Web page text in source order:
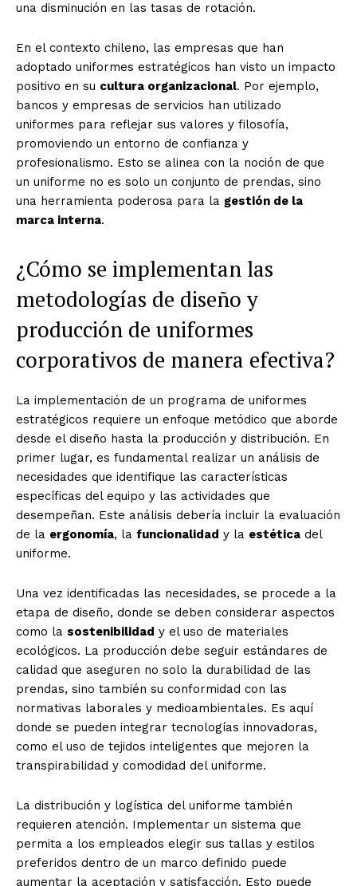
una disminución en las tasas de rotación.
En el contexto chileno, las empresas que han
adoptado uniformes estratégicos han visto un impacto
positivo en su cultura organizacional. Por ejemplo,
bancos y empresas de servicios han utilizado
uniformes para reflejar sus valores y filosofía,
promoviendo un entorno de confianza y
profesionalismo. Esto se alinea con la noción de que
un uniforme no es solo un conjunto de prendas, sino
una herramienta poderosa para la gestión de la
marca interna.
¿Cómo se implementan las
metodologías de diseño y
producción de uniformes
corporativos de manera efectiva?
La implementación de un programa de uniformes
estratégicos requiere un enfoque metódico que aborde
desde el diseño hasta la producción y distribución. En
primer lugar, es fundamental realizar un análisis de
necesidades que identifique las características
específicas del equipo y las actividades que
desempeñan. Este análisis debería incluir la evaluación
de la ergonomía, la funcionalidad y la estética del
uniforme.
Una vez identificadas las necesidades, se procede a la
etapa de diseño, donde se deben considerar aspectos
como la sostenibilidad y el uso de materiales
ecológicos. La producción debe seguir estándares de
calidad que aseguren no solo la durabilidad de las
prendas, sino también su conformidad con las
normativas laborales y medioambientales. Es aquí
donde se pueden integrar tecnologías innovadoras,
como el uso de tejidos inteligentes que mejoren la
transpirabilidad y comodidad del uniforme.
La distribución y logística del uniforme también
requieren atención. Implementar un sistema que
permita a los empleados elegir sus tallas y estilos
preferidos dentro de un marco definido puede
aumentar la aceptación y satisfacción. Esto puede